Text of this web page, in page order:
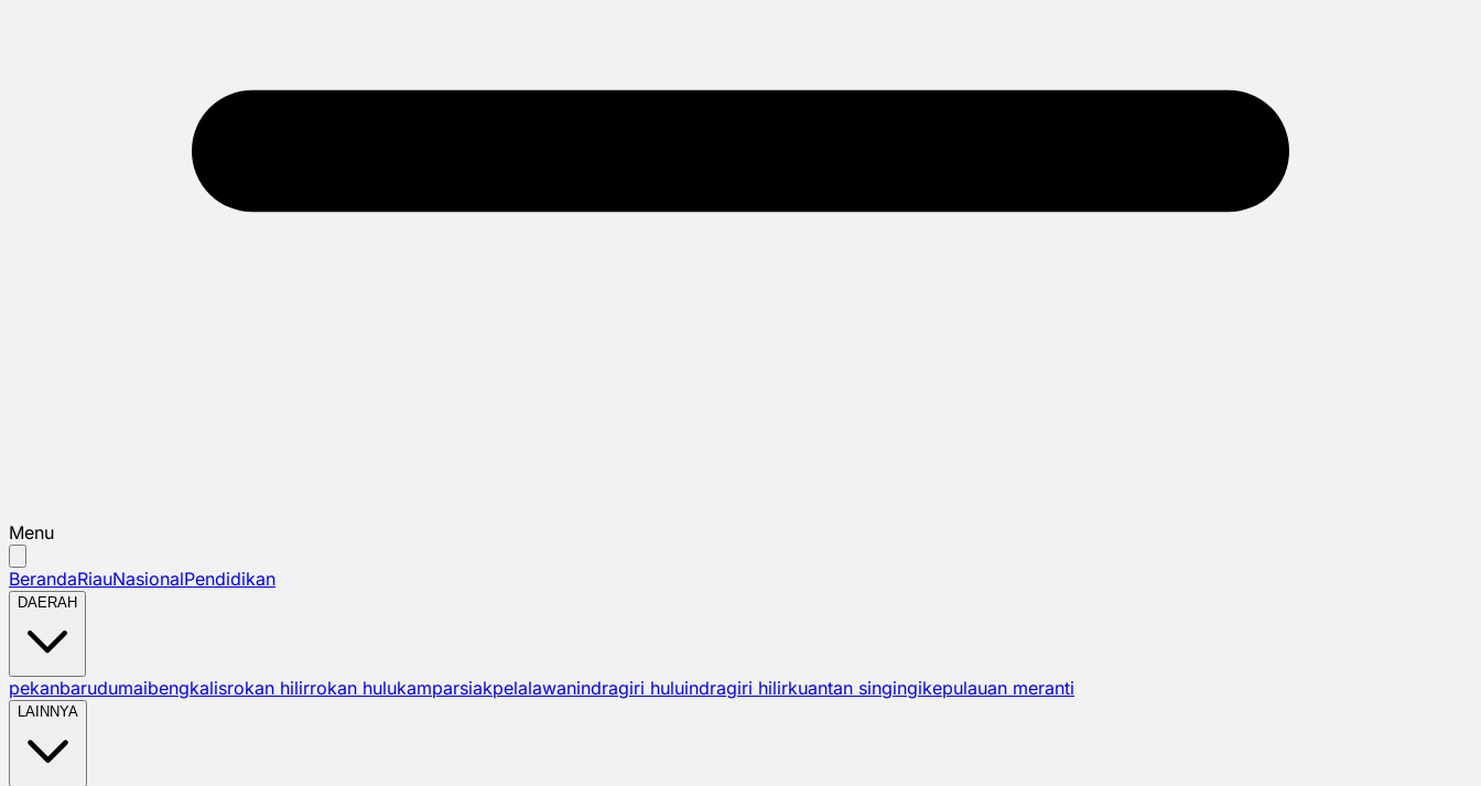
Menu
BerandaRiauNasionalPendidikan
DAERAH
pekanbarudumaibengkalisrokan hilirrokan hulukamparsiakpelalawanindragiri huluindragiri hilirkuantan singingikepulauan meranti
LAINNYA